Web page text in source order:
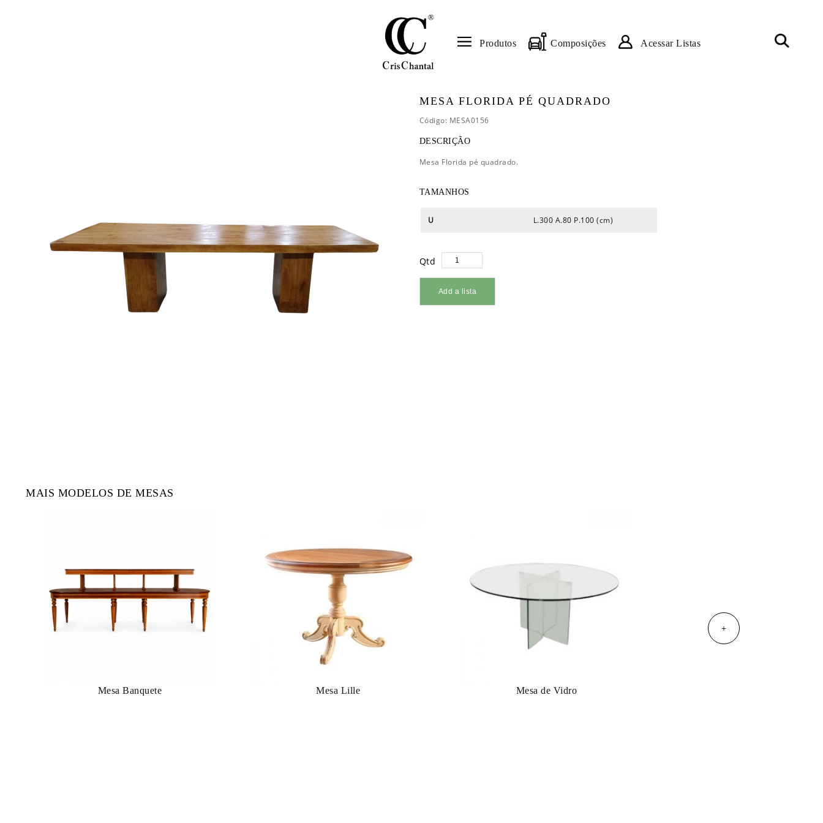
Produtos Composições Acessar Listas
MESA FLORIDA PÉ QUADRADO
Código: MESA0156
DESCRIÇÃO
Mesa Florida pé quadrado.
TAMANHOS
U L.300 A.80 P.100 (cm)
Qtd
MAIS MODELOS DE MESAS
Mesa Banquete Mesa Lille Mesa de Vidro
+